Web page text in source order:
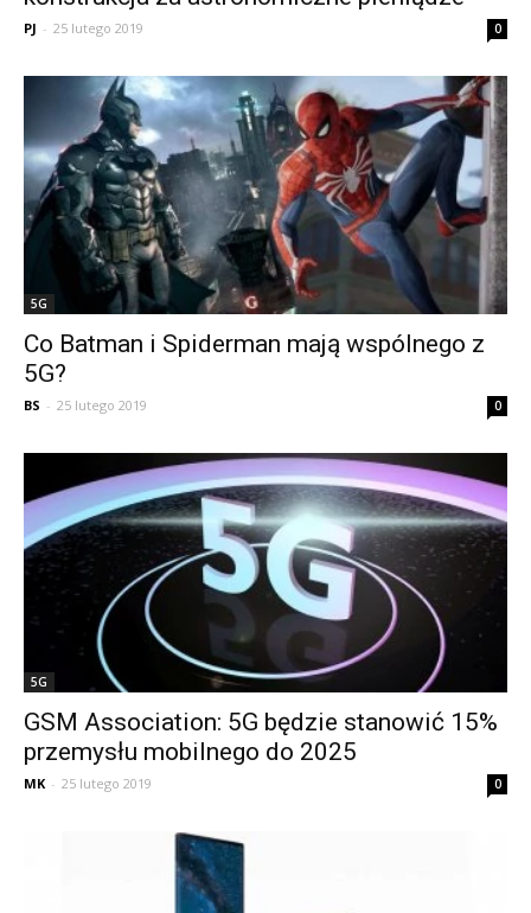
PJ - 25 lutego 2019 0
5G
Co Batman i Spiderman mają wspólnego z
5G?
BS - 25 lutego 2019 0
5G
GSM Association: 5G będzie stanowić 15%
przemysłu mobilnego do 2025
MK - 25 lutego 2019 0